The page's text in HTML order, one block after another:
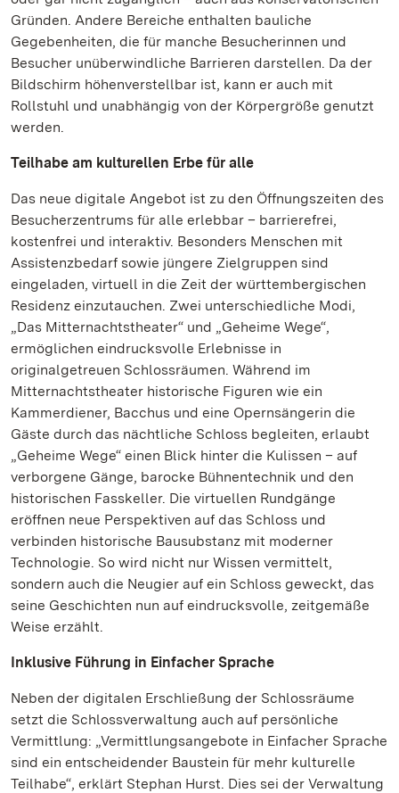
Gründen. Andere Bereiche enthalten bauliche
Gegebenheiten, die für manche Besucherinnen und
Besucher unüberwindliche Barrieren darstellen. Da der
Bildschirm höhenverstellbar ist, kann er auch mit
Rollstuhl und unabhängig von der Körpergröße genutzt
werden.
Teilhabe am kulturellen Erbe für alle
Das neue digitale Angebot ist zu den Öffnungszeiten des
Besucherzentrums für alle erlebbar – barrierefrei,
kostenfrei und interaktiv. Besonders Menschen mit
Assistenzbedarf sowie jüngere Zielgruppen sind
eingeladen, virtuell in die Zeit der württembergischen
Residenz einzutauchen. Zwei unterschiedliche Modi,
„Das Mitternachtstheater“ und „Geheime Wege“,
ermöglichen eindrucksvolle Erlebnisse in
originalgetreuen Schlossräumen. Während im
Mitternachtstheater historische Figuren wie ein
Kammerdiener, Bacchus und eine Opernsängerin die
Gäste durch das nächtliche Schloss begleiten, erlaubt
„Geheime Wege“ einen Blick hinter die Kulissen – auf
verborgene Gänge, barocke Bühnentechnik und den
historischen Fasskeller. Die virtuellen Rundgänge
eröffnen neue Perspektiven auf das Schloss und
verbinden historische Bausubstanz mit moderner
Technologie. So wird nicht nur Wissen vermittelt,
sondern auch die Neugier auf ein Schloss geweckt, das
seine Geschichten nun auf eindrucksvolle, zeitgemäße
Weise erzählt.
Inklusive Führung in Einfacher Sprache
Neben der digitalen Erschließung der Schlossräume
setzt die Schlossverwaltung auch auf persönliche
Vermittlung: „Vermittlungsangebote in Einfacher Sprache
sind ein entscheidender Baustein für mehr kulturelle
Teilhabe“, erklärt Stephan Hurst. Dies sei der Verwaltung